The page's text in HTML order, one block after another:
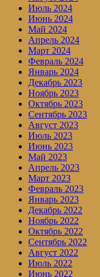
Июль 2024
Июнь 2024
Май 2024
Апрель 2024
Март 2024
Февраль 2024
Январь 2024
Декабрь 2023
Ноябрь 2023
Октябрь 2023
Сентябрь 2023
Август 2023
Июль 2023
Июнь 2023
Май 2023
Апрель 2023
Март 2023
Февраль 2023
Январь 2023
Декабрь 2022
Ноябрь 2022
Октябрь 2022
Сентябрь 2022
Август 2022
Июль 2022
Июнь 2022